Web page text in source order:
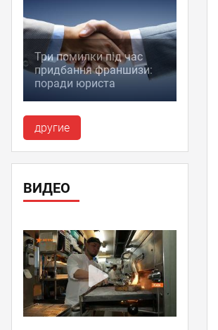
Три помилки під час
придбання франшизи:
поради юриста
другие
ВИДЕО